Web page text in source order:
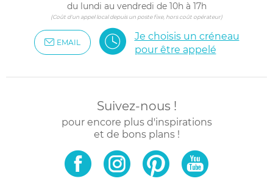
du lundi au vendredi de 10h à 17h
(Coût d'un appel local depuis un poste fixe, hors coût opérateur)
EMAIL
Je choisis un créneau
pour être appelé
Suivez-nous !
pour encore plus d'inspirations
et de bons plans !